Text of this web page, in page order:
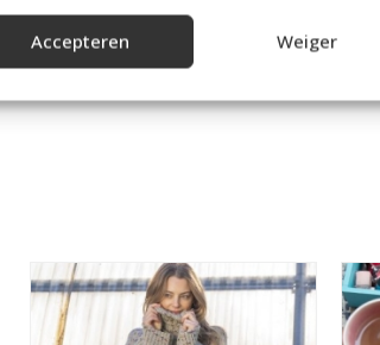
Accepteren Weiger